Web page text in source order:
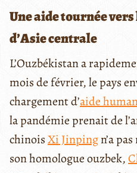
Une aide tournée
d’Asie centrale
L’Ouzbékistan a
mois de février, le pays
chargement d’aide
la pandémie prenait de
chinoisXi Jinpingn’a
son homologue ouzbek,